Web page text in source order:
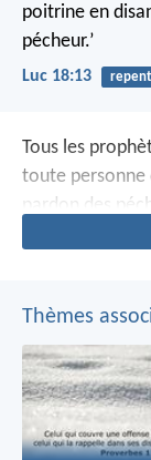
poitrine en
pécheur.’
Luc 18:13
Tous les
toute personne
pardon des
Thèmes